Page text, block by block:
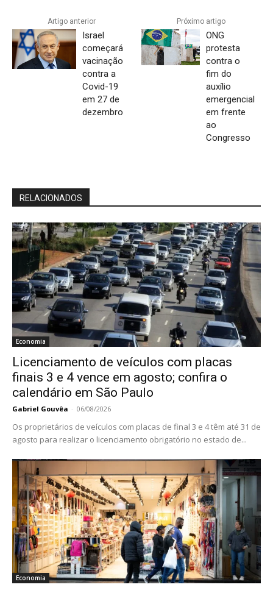
Artigo anterior
Israel
começará
vacinação
contra a
Covid-19
em 27 de
dezembro
Próximo artigo
ONG
protesta
contra o
fim do
auxílio
emergencial
em frente
ao
Congresso
RELACIONADOS
Economia
Licenciamento de veículos com placas
finais 3 e 4 vence em agosto; confira o
calendário em São Paulo
Gabriel Gouvêa - 06/08/2026
Os proprietários de veículos com placas de final 3 e 4 têm até 31 de
agosto para realizar o licenciamento obrigatório no estado de...
Economia